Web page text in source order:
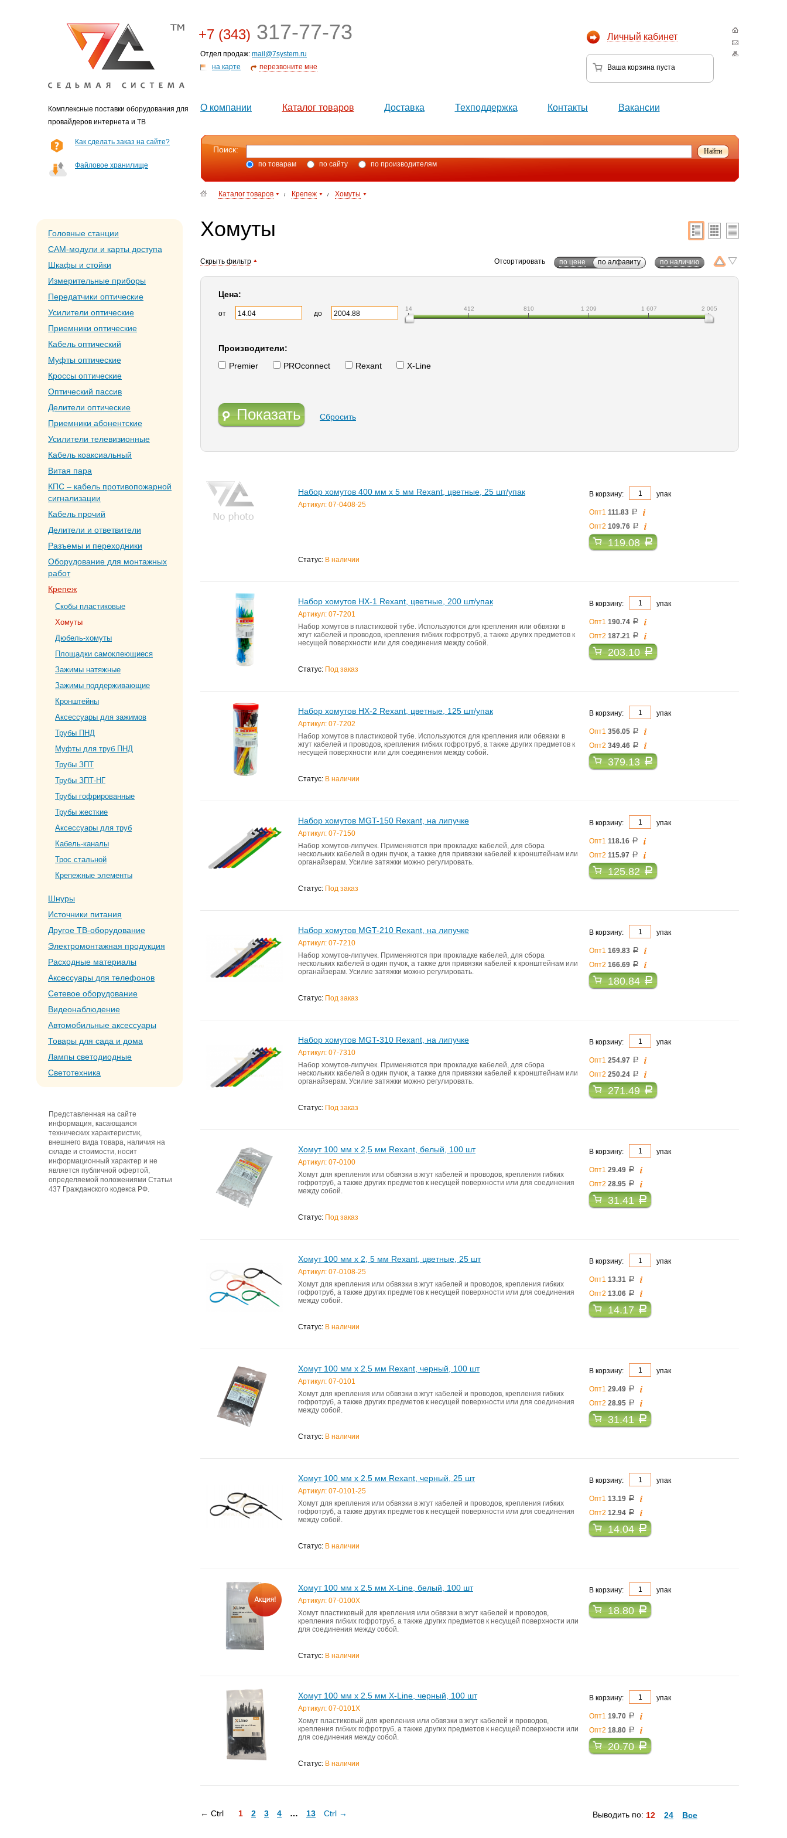
Комплексные поставки оборудования для
провайдеров интернета и ТВ
Личный кабинет
Ваша корзина пуста
+7 (343) 317-77-73
Отдел продаж: mail@7system.ru
на карте
перезвоните мне
О компании Каталог товаров Доставка Техподдержка Контакты Вакансии
Как сделать заказ на сайте?
Файловое хранилище
Поиск:
по товарам по сайту по производителям
Каталог товаров / Крепеж / Хомуты
Головные станции
CAM-модули и карты доступа
Шкафы и стойки
Измерительные приборы
Передатчики оптические
Усилители оптические
Приемники оптические
Кабель оптический
Муфты оптические
Кроссы оптические
Оптический пассив
Делители оптические
Приемники абонентские
Усилители телевизионные
Кабель коаксиальный
Витая пара
КПС – кабель противопожарной
сигнализации
Кабель прочий
Делители и ответвители
Разъемы и переходники
Оборудование для монтажных
работ
Крепеж
Скобы пластиковые
Хомуты
Дюбель-хомуты
Площадки самоклеющиеся
Зажимы натяжные
Зажимы поддерживающие
Кронштейны
Аксессуары для зажимов
Трубы ПНД
Муфты для труб ПНД
Трубы ЗПТ
Трубы ЗПТ-НГ
Трубы гофрированные
Трубы жесткие
Аксессуары для труб
Кабель-каналы
Трос стальной
Крепежные элементы
Шнуры
Источники питания
Другое ТВ-оборудование
Электромонтажная продукция
Расходные материалы
Аксессуары для телефонов
Сетевое оборудование
Видеонаблюдение
Автомобильные аксессуары
Товары для сада и дома
Лампы светодиодные
Светотехника
Представленная на сайте
информация, касающаяся
технических характеристик,
внешнего вида товара, наличия на
складе и стоимости, носит
информационный характер и не
является публичной офертой,
определяемой положениями Статьи
437 Гражданского кодекса РФ.
Хомуты
Отсортировать по цене по алфавиту по наличию
Скрыть фильтр
Цена:
от до
14 412 810 1 209 1 607 2 005
Производители:
Premier
PROconnect Rexant X-Line
Показать Сбросить
Набор хомутов 400 мм x 5 мм Rexant, цветные, 25 шт/упак
Артикул: 07-0408-25
Статус: В наличии
В корзину: упак
Опт1 111.83 a i
Опт2 109.76 a i
119.08a
Набор хомутов HX-1 Rexant, цветные, 200 шт/упак
Артикул: 07-7201
Набор хомутов в пластиковой тубе. Используются для крепления или обвязки в
жгут кабелей и проводов, крепления гибких гофротруб, а также других предметов к
несущей поверхности или для соединения между собой.
Статус: Под заказ
В корзину: упак
Опт1 190.74 a i
Опт2 187.21 a i
203.10a
Набор хомутов HX-2 Rexant, цветные, 125 шт/упак
Артикул: 07-7202
Набор хомутов в пластиковой тубе. Используются для крепления или обвязки в
жгут кабелей и проводов, крепления гибких гофротруб, а также других предметов к
несущей поверхности или для соединения между собой.
Статус: В наличии
В корзину: упак
Опт1 356.05 a i
Опт2 349.46 a i
379.13a
Набор хомутов MGT-150 Rexant, на липучке
Артикул: 07-7150
Набор хомутов-липучек. Применяются при прокладке кабелей, для сбора
нескольких кабелей в один пучок, а также для привязки кабелей к кронштейнам или
органайзерам. Усилие затяжки можно регулировать.
Статус: Под заказ
В корзину: упак
Опт1 118.16 a i
Опт2 115.97 a i
125.82a
Набор хомутов MGT-210 Rexant, на липучке
Артикул: 07-7210
Набор хомутов-липучек. Применяются при прокладке кабелей, для сбора
нескольких кабелей в один пучок, а также для привязки кабелей к кронштейнам или
органайзерам. Усилие затяжки можно регулировать.
Статус: Под заказ
В корзину: упак
Опт1 169.83 a i
Опт2 166.69 a i
180.84a
Набор хомутов MGT-310 Rexant, на липучке
Артикул: 07-7310
Набор хомутов-липучек. Применяются при прокладке кабелей, для сбора
нескольких кабелей в один пучок, а также для привязки кабелей к кронштейнам или
органайзерам. Усилие затяжки можно регулировать.
Статус: Под заказ
В корзину: упак
Опт1 254.97 a i
Опт2 250.24 a i
271.49a
Хомут 100 мм x 2,5 мм Rexant, белый, 100 шт
Артикул: 07-0100
Хомут для крепления или обвязки в жгут кабелей и проводов, крепления гибких
гофротруб, а также других предметов к несущей поверхности или для соединения
между собой.
Статус: Под заказ
В корзину: упак
Опт1 29.49 a i
Опт2 28.95 a i
31.41a
Хомут 100 мм x 2, 5 мм Rexant, цветные, 25 шт
Артикул: 07-0108-25
Хомут для крепления или обвязки в жгут кабелей и проводов, крепления гибких
гофротруб, а также других предметов к несущей поверхности или для соединения
между собой.
Статус: В наличии
В корзину: упак
Опт1 13.31 a i
Опт2 13.06 a i
14.17a
Хомут 100 мм x 2.5 мм Rexant, черный, 100 шт
Артикул: 07-0101
Хомут для крепления или обвязки в жгут кабелей и проводов, крепления гибких
гофротруб, а также других предметов к несущей поверхности или для соединения
между собой.
Статус: В наличии
В корзину: упак
Опт1 29.49 a i
Опт2 28.95 a i
31.41a
Хомут 100 мм x 2.5 мм Rexant, черный, 25 шт
Артикул: 07-0101-25
Хомут для крепления или обвязки в жгут кабелей и проводов, крепления гибких
гофротруб, а также других предметов к несущей поверхности или для соединения
между собой.
Статус: В наличии
В корзину: упак
Опт1 13.19 a i
Опт2 12.94 a i
14.04a
Хомут 100 мм x 2.5 мм X-Line, белый, 100 шт
Артикул: 07-0100X
Хомут пластиковый для крепления или обвязки в жгут кабелей и проводов,
крепления гибких гофротруб, а также других предметов к несущей поверхности или
для соединения между собой.
Статус: В наличии
В корзину: упак
18.80a
Хомут 100 мм x 2.5 мм X-Line, черный, 100 шт
Артикул: 07-0101X
Хомут пластиковый для крепления или обвязки в жгут кабелей и проводов,
крепления гибких гофротруб, а также других предметов к несущей поверхности или
для соединения между собой.
Статус: В наличии
В корзину: упак
Опт1 19.70 a i
Опт2 18.80 a i
20.70a
← Ctrl 1 2 3 4 … 13 Ctrl → Выводить по: 12 24 Все